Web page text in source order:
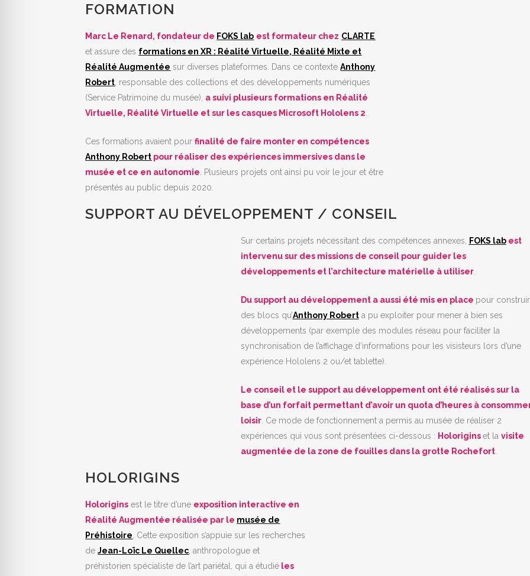
FORMATION
Marc Le Renard, fondateur de FOKS lab est formateur chez CLARTE
et assure des formations en XR : Réalité Virtuelle, Réalité Mixte et
Réalité Augmentée sur diverses plateformes. Dans ce contexteAnthony
Robert , responsable des collections et des développements numériques
(Service Patrimoine du musée), a suivi plusieurs formations en Réalité
Virtuelle, Réalité Virtuelle et sur les casques Microsoft Hololens 2
Ces formations avaient pourfinalité de faire monter en compétences
Anthony Robert pour réaliser des expériences immersives dans le
musée et ce en autonomie . Plusieurs projets ont ainsi pu voir le jour et être
présentés au public depuis 2020.
SUPPORT AU DÉVELOPPEMENT / CONSEIL
Sur certains projets nécessitant des compétences annexes, FOKS labest
intervenu sur des missions de conseil pour guider les
développements et l’architecture matérielle à utiliser.
Du support au développement a aussi été mis en place pour
des blocs qu’Anthony Roberta pu exploiter pour mener à bien ses
développements (par exemple des modules réseau pour faciliter la
synchronisation de l’affichage d’informations pour les visisteurs lors d’une
expérience Hololens 2 ou/et tablette).
Le conseil et le support au développement ont été réalisés sur la
base d’un forfait permettant d’avoir un quota d’heures à
loisir. Ce mode de fonctionnement a permis au musée de réaliser 2
expériences qui vous sont présentées ci-dessous : Holorigins et la visite
augmentée de la zone de fouilles dans la grotte Rochefort.
HOLORIGINS
Holorigins est le titre d’une exposition interactive en
Réalité Augmentée réalisée par le musée de
Préhistoire . Cette exposition s’appuie sur les recherches
deJean-Loïc Le Quellec , anthropologue et
préhistorien spécialiste de l’art pariétal, qui a étudié les